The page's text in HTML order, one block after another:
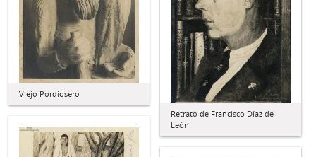
Viejo Pordiosero
Retrato de Francisco Díaz de
León